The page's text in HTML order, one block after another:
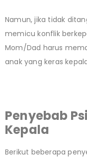
Namun, jika tidak
memicu konflik
Mom/Dad harus
anak yang keras
Penyebab
Kepala
Berikut beberapa